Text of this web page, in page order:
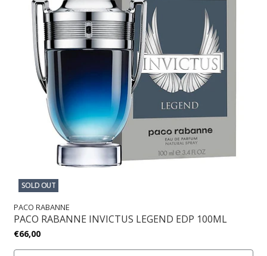
SOLD OUT
PACO RABANNE
PACO RABANNE INVICTUS LEGEND EDP 100ML
€66,00